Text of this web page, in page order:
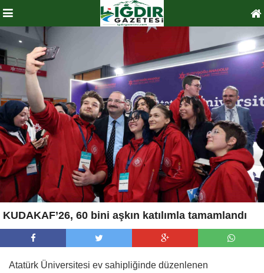
KUDAKAF’26, 60 bini aşkın katılımla tamamlandı
Atatürk Üniversitesi ev sahipliğinde düzenlenen